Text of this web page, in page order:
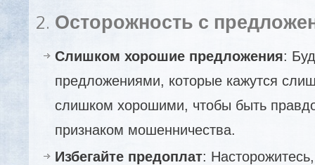
2. Осторожность с
Слишком хорошие предложения:
предложениями, которые кажутся
слишком хорошими, чтобы быть
признаком мошенничества.
Избегайте предоплат: